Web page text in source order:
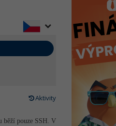
Aktivity
běží pouze SSH. V